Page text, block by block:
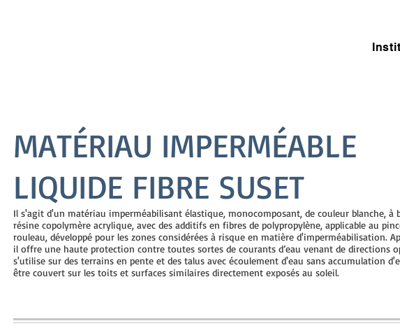
MATÉRIAU IMPERMÉABLE
LIQUIDE FIBRE SUSET
Il s'agit d'un matériau imperméabilisant élastique, monocomposant, de couleur blanche, à
résine copolymère acrylique, avec des additifs en fibres de polypropylène, applicable au
rouleau, développé pour les zones considérées à risque en matière d'imperméabilisation.
il offre une haute protection contre toutes sortes de courants d’eau venant de directions
s'utilise sur des terrains en pente et des talus avec écoulement d'eau sans accumulation
être couvert sur les toits et surfaces similaires directement exposés au soleil.